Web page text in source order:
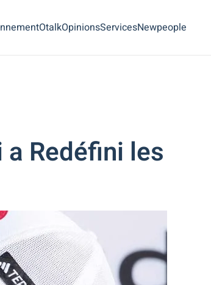
OtalkOpinionsServicesNewpeople
Redéfini les